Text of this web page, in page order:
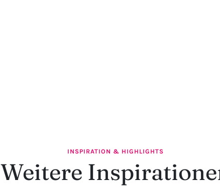
INSPIRATION & HIGHLIGHTS
Weitere